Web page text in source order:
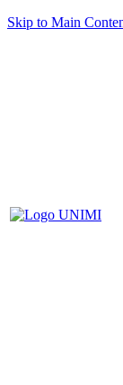
Skip to Main